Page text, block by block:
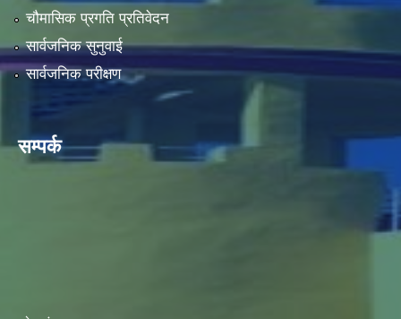
चौमासिक प्रगति प्रतिवेदन
सार्वजनिक सुनुवाई
सार्वजनिक परीक्षण
सम्पर्क